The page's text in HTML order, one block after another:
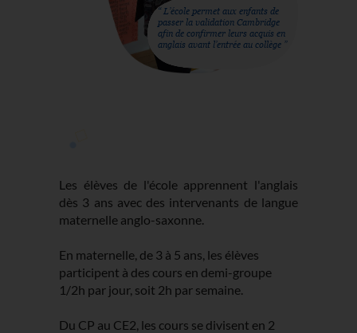
“ L’école permet aux enfants de
passer la validation Cambridge
afin de confirmer leurs acquis en
anglais avant l’entrée au collège ”
Les élèves de l'école apprennent l'anglais
dès 3 ans avec des intervenants de langue
maternelle anglo-saxonne.
En maternelle, de 3 à 5 ans, les élèves
participent à des cours en demi-groupe
1/2h par jour, soit 2h par semaine.
Du CP au CE2, les cours se divisent en 2